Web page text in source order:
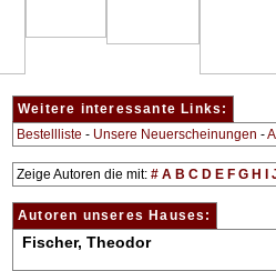
Weitere interessante Links:
Bestellliste - Unsere Neuerscheinungen -
Zeige Autoren die mit: # A B C D E F G H
Autoren unseres Hauses:
Fischer, Theodor